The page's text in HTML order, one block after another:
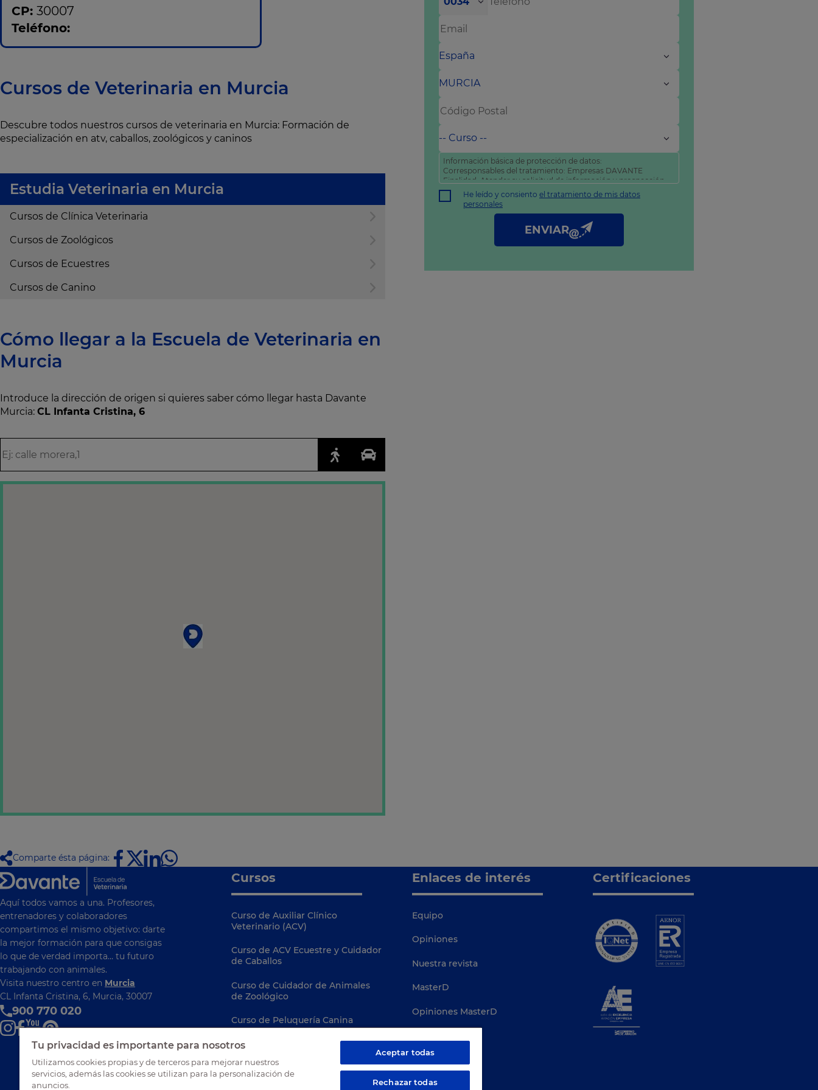
CP: 30007
Teléfono:
Cursos de Veterinaria en Murcia
Descubre todos nuestros cursos de veterinaria en Murcia: Formación de
especialización en atv, caballos, zoológicos y caninos
Estudia Veterinaria en Murcia
Cursos de Clínica Veterinaria
Cursos de Zoológicos
Cursos de Ecuestres
Cursos de Canino
Cómo llegar a la Escuela de Veterinaria en
Murcia
Introduce la dirección de origen si quieres saber cómo llegar hasta Davante
Murcia: CL Infanta Cristina, 6
Información básica de protección de datos:
Corresponsables del tratamiento: Empresas DAVANTE
Finalidad: Atender su solicitud de información y prospección
comercial
Derechos: Puede acceder, rectificar y suprimir sus datos, así
como otros derechos tal y como se explica en nuestra
política de privacidad
He leído y consiento el tratamiento de mis datos
personales
ENVIAR
Comparte ésta página:
Aquí todos vamos a una. Profesores,
entrenadores y colaboradores
compartimos el mismo objetivo: darte
la mejor formación para que consigas
lo que de verdad importa… tu futuro
trabajando con animales.
Visita nuestro centro en Murcia
CL Infanta Cristina, 6, Murcia, 30007
900 770 020
Cursos
Curso de Auxiliar Clínico
Veterinario (ACV)
Curso de ACV Ecuestre y Cuidador
de Caballos
Curso de Cuidador de Animales
de Zoológico
Curso de Peluquería Canina
Curso de Conservación de Fauna
Curso de Terapias Asistidas con
Enlaces de interés
Equipo
Opiniones
Nuestra revista
MasterD
Opiniones MasterD
Certificaciones
Tu privacidad es importante para nosotros
Utilizamos cookies propias y de terceros para mejorar nuestros
servicios, además las cookies se utilizan para la personalización de
anuncios.
Aceptar todas
Rechazar todas